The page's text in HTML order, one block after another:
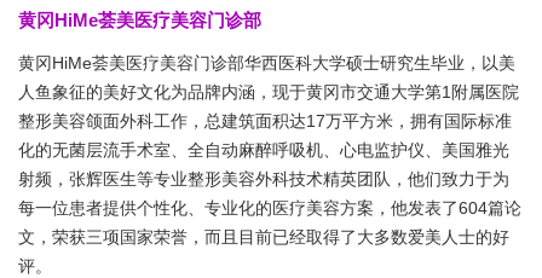
黄冈HiMe荟美医疗美容门诊部
黄冈HiMe荟美医疗美容门诊部华西医科大学硕士研究生毕业，以美
人鱼象征的美好文化为品牌内涵，现于黄冈市交通大学第1附属医院
整形美容颌面外科工作，总建筑面积达17万平方米，拥有国际标准
化的无菌层流手术室、全自动麻醉呼吸机、心电监护仪、美国雅光
射频，张辉医生等专业整形美容外科技术精英团队，他们致力于为
每一位患者提供个性化、专业化的医疗美容方案，他发表了604篇论
文，荣获三项国家荣誉，而且目前已经取得了大多数爱美人士的好
评。